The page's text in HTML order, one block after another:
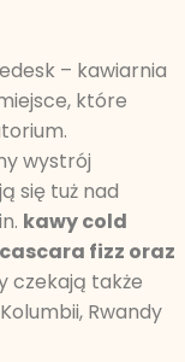
– kawiarnia
które
wystrój
się tuż nad
kawy cold
fizz oraz
czekają także
Rwandy